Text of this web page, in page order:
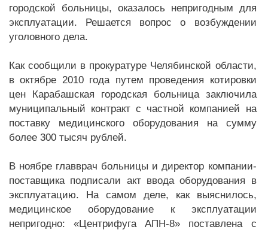
городской больницы, оказалось непригодным для
эксплуатации. Решается вопрос о возбуждении
уголовного дела.
Как сообщили в прокуратуре Челябинской области,
в октябре 2010 года путем проведения котировки
цен Карабашская городская больница заключила
муниципальный контракт с частной компанией на
поставку медицинского оборудования на сумму
более 300 тысяч рублей.
В ноябре главврач больницы и директор компании-
поставщика подписали акт ввода оборудования в
эксплуатацию. На самом деле, как выяснилось,
медицинское оборудование к эксплуатации
непригодно: «Центрифуга АПН-8» поставлена с